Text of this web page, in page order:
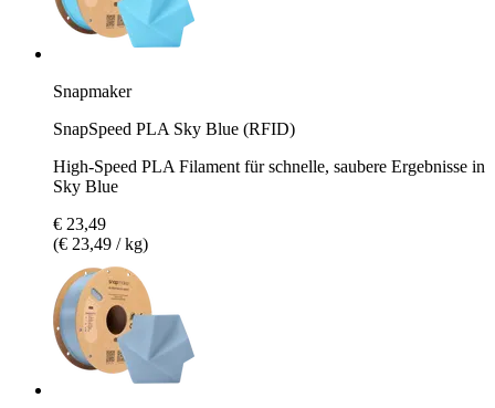
Snapmaker
SnapSpeed PLA Sky Blue (RFID)
High-Speed PLA Filament für schnelle, saubere Ergebnisse in
Sky Blue
€ 23,49
(€ 23,49 / kg)